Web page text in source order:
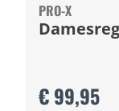
PRO-X
€ 99,95